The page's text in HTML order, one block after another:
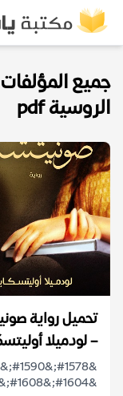
جميع
الروسية pdf
تحميل رواية
– لودميلا
&#1604;&#1608;&#1583;&#1605;&#1610;&#1604;&#...